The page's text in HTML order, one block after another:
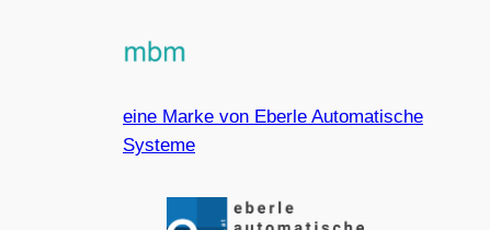
eine Marke von Eberle Automatische
Systeme